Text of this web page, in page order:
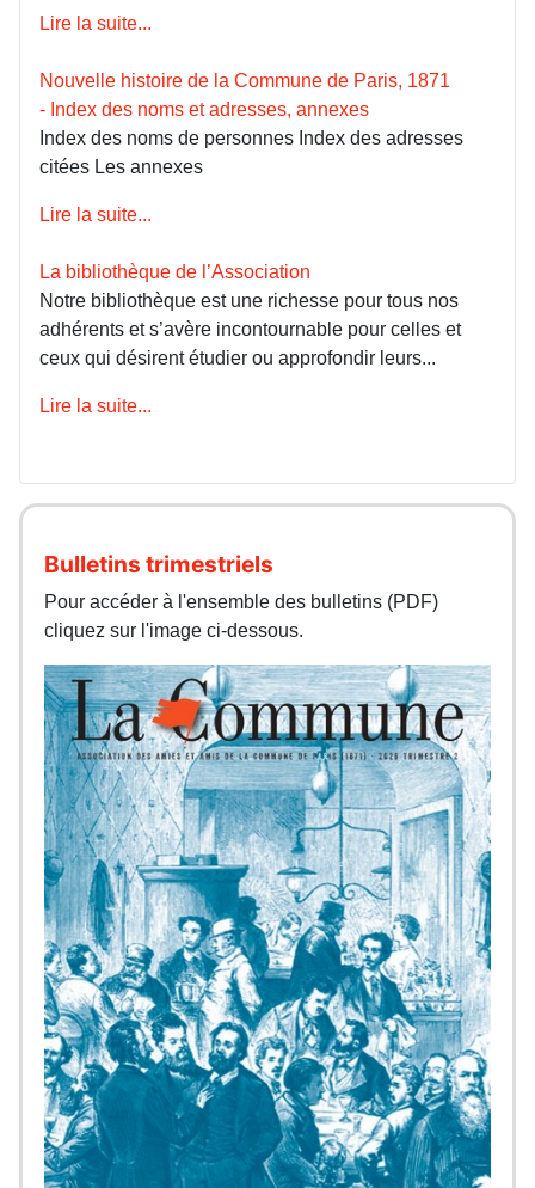
Lire la suite...
Nouvelle histoire de la Commune de Paris, 1871
- Index des noms et adresses, annexes
Index des noms de personnes Index des adresses
citées Les annexes
Lire la suite...
La bibliothèque de l’Association
Notre bibliothèque est une richesse pour tous nos
adhérents et s’avère incontournable pour celles et
ceux qui désirent étudier ou approfondir leurs...
Lire la suite...
Bulletins trimestriels
Pour accéder à l'ensemble des bulletins (PDF)
cliquez sur l'image ci-dessous.